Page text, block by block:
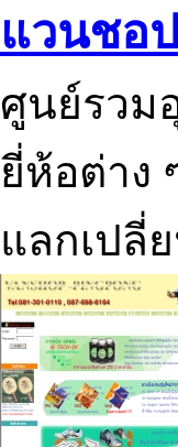
แวนชอ
ศูนย์รวม
ยี่ห้อต่าง
แลกเปลี่